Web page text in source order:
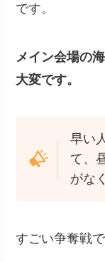
です。
メイン会場の
大変です。
早い
て、
がな
すごい争奪戦で